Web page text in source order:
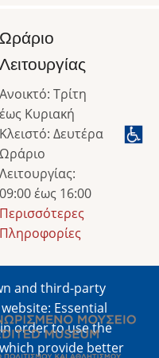
and third-party
Essential
order to use the
provide better
Ωράριο
Λειτουργίας
Ανοικτό: Τρίτη
έως Κυριακή
Κλειστό: Δευτέρα
Ωράριο
Λειτουργίας:
09:00 έως 16:00
Περισσότερες
Πληροφορίες